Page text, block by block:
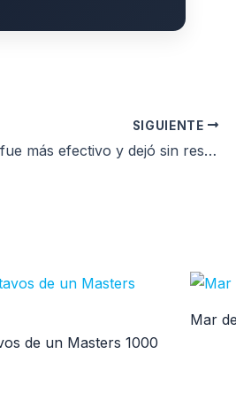
SIGUIENTE
Boca fue más efectivo y dejó sin respuestas a Aldosivi en el Minella
de un Masters 1000
Mar